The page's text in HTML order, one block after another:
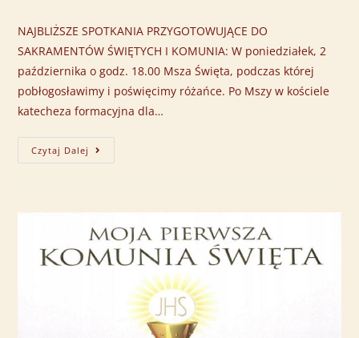
NAJBLIŻSZE SPOTKANIA PRZYGOTOWUJĄCE DO
SAKRAMENTÓW ŚWIĘTYCH I KOMUNIA: W poniedziałek, 2
października o godz. 18.00 Msza Święta, podczas której
pobłogosławimy i poświęcimy różańce. Po Mszy w kościele
katecheza formacyjna dla…
Czytaj Dalej